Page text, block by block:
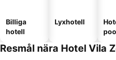
Billiga
hotell
Lyxhotell
Resmål nära Hotel Vila